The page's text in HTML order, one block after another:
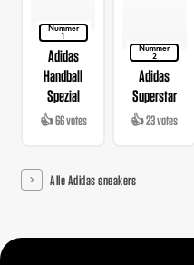
Nummer
1
Adidas
Handball
Spezial
👍 66 votes
Nummer
2
Adidas
Superstar
👍 23 votes
Alle Adidas sneakers